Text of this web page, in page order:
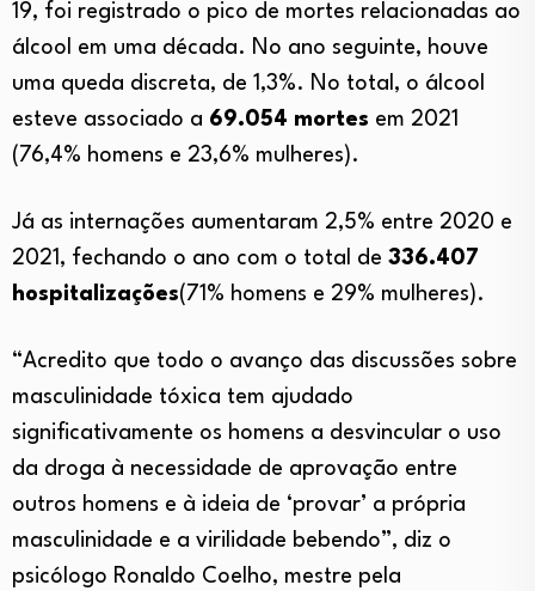
19, foi registrado o pico de mortes relacionadas ao
álcool em uma década. No ano seguinte, houve
uma queda discreta, de 1,3%. No total, o álcool
esteve associado a 69.054 mortes em 2021
(76,4% homens e 23,6% mulheres).
Já as internações aumentaram 2,5% entre 2020 e
2021, fechando o ano com o total de 336.407
hospitalizações(71% homens e 29% mulheres).
“Acredito que todo o avanço das discussões sobre
masculinidade tóxica tem ajudado
significativamente os homens a desvincular o uso
da droga à necessidade de aprovação entre
outros homens e à ideia de ‘provar’ a própria
masculinidade e a virilidade bebendo”, diz o
psicólogo Ronaldo Coelho, mestre pela